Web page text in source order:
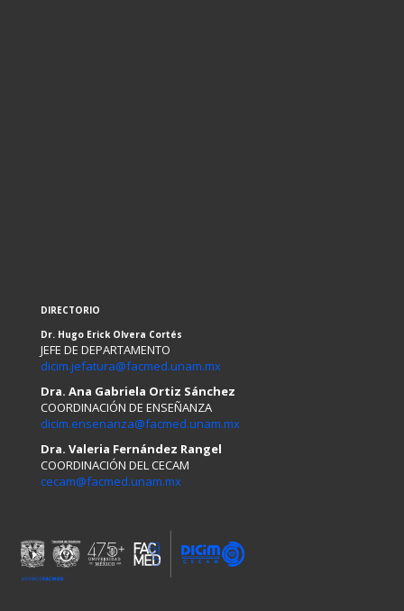
DIRECTORIO
Dr. Hugo Erick Olvera Cortés
JEFE DE DEPARTAMENTO
dicim.jefatura@facmed.unam.mx
Dra. Ana Gabriela Ortiz Sánchez
COORDINACIÓN DE ENSEÑANZA
dicim.ensenanza@facmed.unam.mx
Dra. Valeria Fernández Rangel
COORDINACIÓN DEL CECAM
cecam@facmed.unam.mx